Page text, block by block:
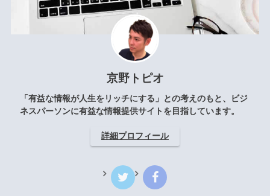
京野トピオ
「有益な情報が人生をリッチにする」との考えのもと、ビジ
ネスパーソンに有益な情報提供サイトを目指しています。
詳細プロフィール